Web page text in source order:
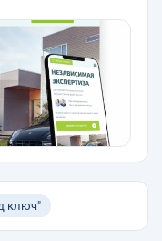
ключ"